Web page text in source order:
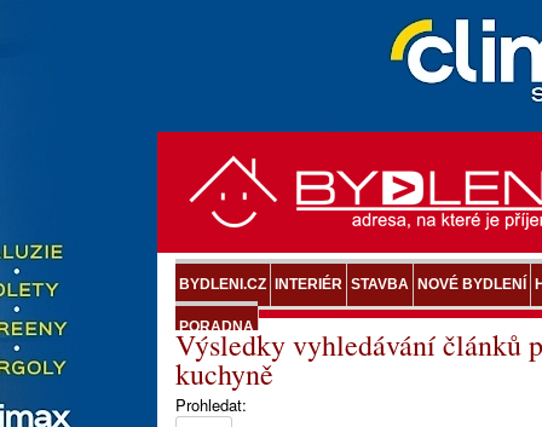
BYDLENI.CZ INTERIÉR STAVBA NOVÉ BYDLENÍ
PORADNA
Výsledky vyhledávání článků
kuchyně
Prohledat: